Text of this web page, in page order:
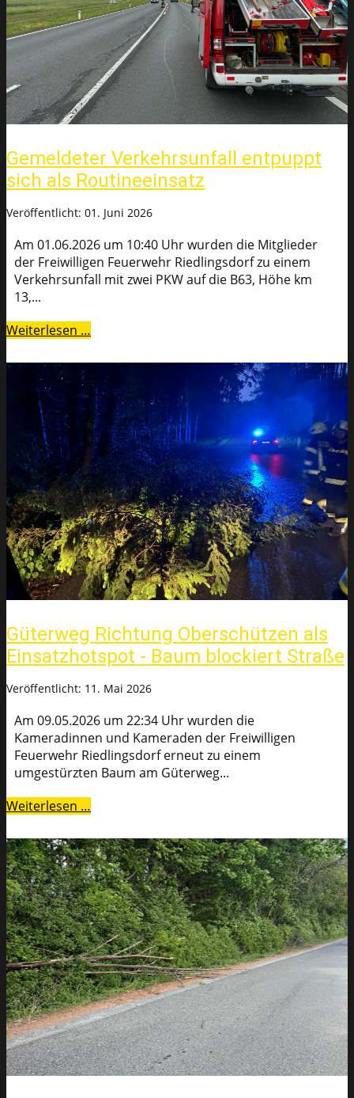
Gemeldeter Verkehrsunfall entpuppt
sich als Routineeinsatz
Veröffentlicht: 01. Juni 2026
Am 01.06.2026 um 10:40 Uhr wurden die Mitglieder
der Freiwilligen Feuerwehr Riedlingsdorf zu einem
Verkehrsunfall mit zwei PKW auf die B63, Höhe km
13,...
Weiterlesen …
Güterweg Richtung Oberschützen als
Einsatzhotspot - Baum blockiert Straße
Veröffentlicht: 11. Mai 2026
Am 09.05.2026 um 22:34 Uhr wurden die
Kameradinnen und Kameraden der Freiwilligen
Feuerwehr Riedlingsdorf erneut zu einem
umgestürzten Baum am Güterweg...
Weiterlesen …